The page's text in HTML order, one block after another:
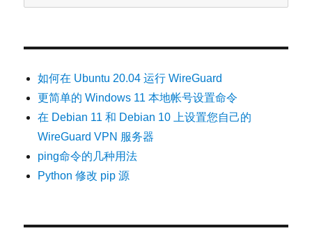
如何在 Ubuntu 20.04 运行 WireGuard
更简单的 Windows 11 本地帐号设置命令
在 Debian 11 和 Debian 10 上设置您自己的
WireGuard VPN 服务器
ping命令的几种用法
Python 修改 pip 源